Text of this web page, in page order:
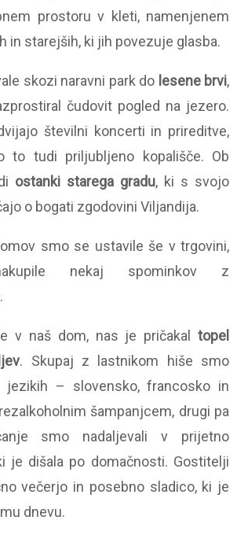
prostoru v kleti, namenjenem
in starejših, ki jih povezuje glasba.
skozi naravni park do lesene brvi,
čudovit pogled na jezero.
številni koncerti in prireditve,
to tudi priljubljeno kopališče. Ob
ostanki starega gradu, ki s svojo
o bogati zgodovini Viljandija.
smo se ustavile še v trgovini,
nekaj spominkov z
.
v naš dom, nas je pričakal topel
. Skupaj z lastnikom hiše smo
jezikih – slovensko, francosko in
šampanjcem, drugi pa
smo nadaljevali v prijetno
je dišala po domačnosti. Gostitelji
večerjo in posebno sladico, ki je
dnevu.